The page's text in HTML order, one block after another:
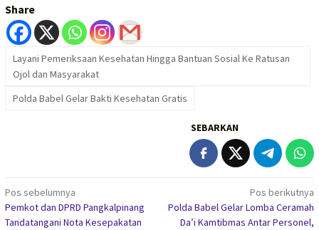
Share
Layani Pemeriksaan Kesehatan Hingga Bantuan Sosial Ke Ratusan
Ojol dan Masyarakat
Polda Babel Gelar Bakti Kesehatan Gratis
SEBARKAN
Navigasi
pos
Pos sebelumnya
Pemkot dan DPRD Pangkalpinang
Tandatangani Nota Kesepakatan
Pos berikutnya
Polda Babel Gelar Lomba Ceramah
Da’i Kamtibmas Antar Personel,